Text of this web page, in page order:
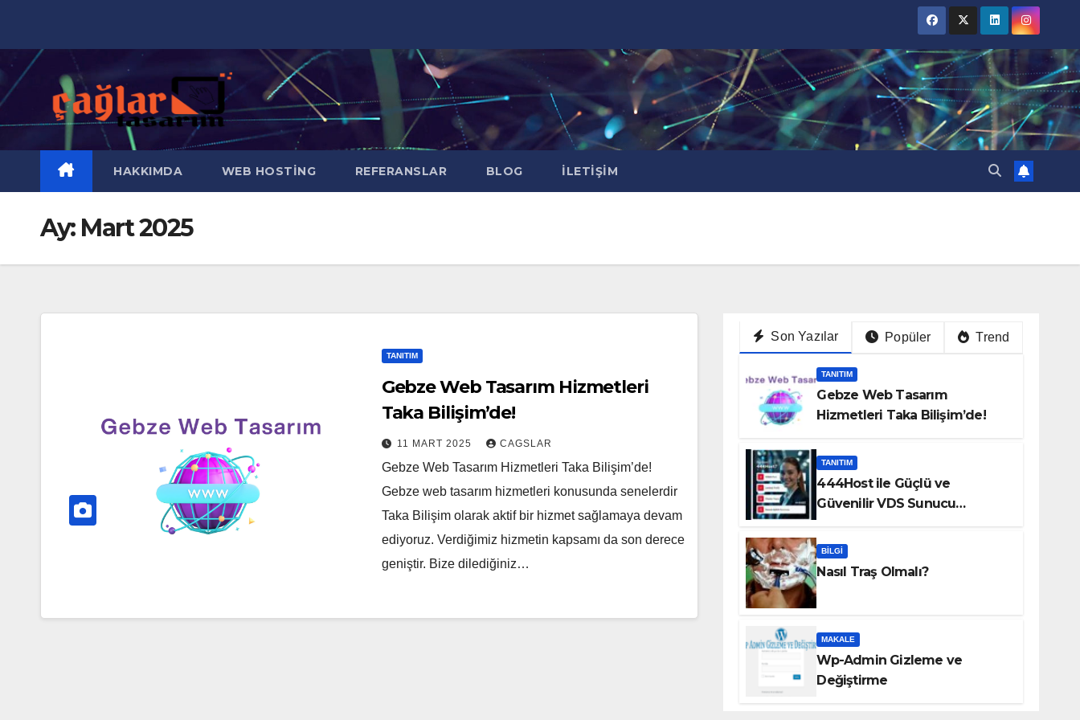
content
HAKKIMDA WEB HOSTING REFERANSLAR BLOG İLETIŞIM
Ay: Mart 2025
TANITIM
Gebze Web Tasarım Hizmetleri
Taka Bilişim’de!
11 MART 2025 CAGSLAR
Gebze Web Tasarım Hizmetleri Taka Bilişim’de!
Gebze web tasarım hizmetleri konusunda senelerdir
Taka Bilişim olarak aktif bir hizmet sağlamaya devam
ediyoruz. Verdiğimiz hizmetin kapsamı da son derece
geniştir. Bize dilediğiniz…
Son Yazılar Popüler Trend
TANITIM
Gebze Web Tasarım
Hizmetleri Taka Bilişim’de!
TANITIM
444Host ile Güçlü ve
Güvenilir VDS Sunucu
BILGI
Nasıl Traş Olmalı?
MAKALE
Wp-Admin Gizleme ve
Değiştirme